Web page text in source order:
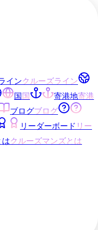
インクルーズライン
国国 寄港地寄港
ブログブログ
リーダーボード リー
はクルーズマンズとは